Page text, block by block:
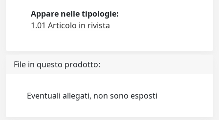
Appare nelle tipologie:
1.01 Articolo in rivista
File in questo prodotto:
Eventuali allegati, non sono esposti